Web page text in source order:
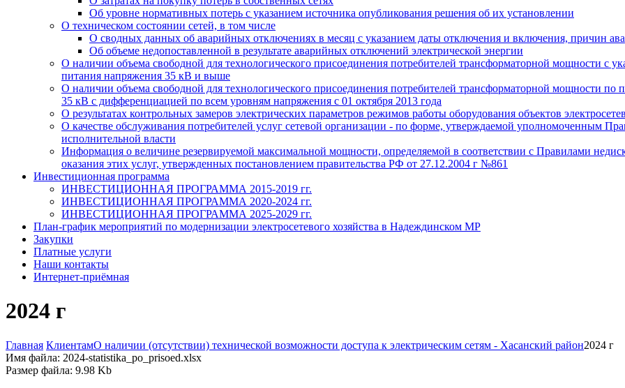
Об уровне нормативных потерь с указанием источника опубликования решения об их установлении
О техническом состоянии сетей, в том числе
О сводных данных об аварийных отключениях в месяц с указанием даты отключения и включения, причин
Об объеме недопоставленной в результате аварийных отключений электрической энергии
О наличии объема свободной для технологического присоединения потребителей трансформаторной мощности с
питания напряжения 35 кВ и выше
О наличии объема свободной для технологического присоединения потребителей трансформаторной мощности
35 кВ с дифференциацией по всем уровням напряжения с 01 октября 2013 года
О результатах контрольных замеров электрических параметров режимов работы оборудования объектов
О качестве обслуживания потребителей услуг сетевой организации - по форме, утверждаемой уполномоченным
исполнительной власти
Информация о величине резервируемой максимальной мощности, определяемой в соответствии с Правилами
оказания этих услуг, утвержденных постановлением правительства РФ от 27.12.2004 г №861
Инвестиционная программа
ИНВЕСТИЦИОННАЯ ПРОГРАММА 2015-2019 гг.
ИНВЕСТИЦИОННАЯ ПРОГРАММА 2020-2024 гг.
ИНВЕСТИЦИОННАЯ ПРОГРАММА 2025-2029 гг.
План-график мероприятий по модернизации электросетевого хозяйства в Надеждинском МР
Закупки
Платные услуги
Наши контакты
Интернет-приёмная
2024 г
Главная КлиентамО наличии (отсутствии) технической возможности доступа к электрическим сетям - Хасанский район2024 г
Имя файла: 2024-statistika_po_prisoed.xlsx
Размер файла: 9.98 Kb